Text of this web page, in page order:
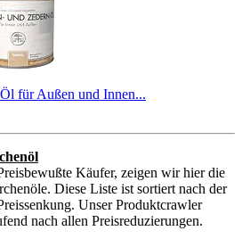
für Außen und Innen...
Käufer, zeigen wir hier die
Diese Liste ist sortiert nach der
Unser Produktcrawler
nach allen Preisreduzierungen.